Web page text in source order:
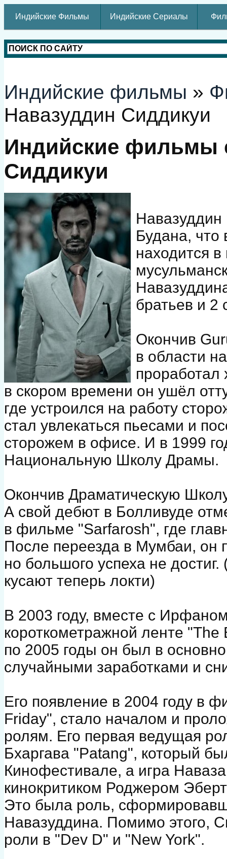
Индийские Фильмы Индийские Сериалы
Индийские фильмы »
Навазуддин Сиддикуи
Индийские фильмы
Сиддикуи
Навазуддин
Будана,
находится
братьев и 2
Окончив
в области
в скором времени он ушёл
где устроился на работу
стал увлекаться пьесами и
сторожем в офисе. И в 1999
Национальную Школу Драмы.
Окончив Драматическую
А свой дебют в Болливуде
в фильме "Sarfarosh", где
После переезда в Мумбаи, он
но большого успеха не
кусают теперь локти)
В 2003 году, вместе с
короткометражной ленте
по 2005 годы он был в
случайными заработками и
Его появление в 2004 году в
Friday", стало началом и
ролям. Его первая ведущая
Бхаргава "Patang", который
Кинофестивале, а игра
кинокритиком Роджером
Это была роль,
Навазуддина. Помимо этого,
роли в "Dev D" и "New York".